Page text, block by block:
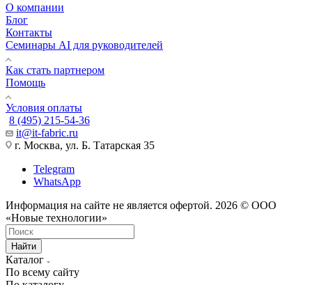
О компании
Блог
Контакты
Семинары AI для руководителей
Как стать партнером
Помощь
Условия оплаты
8 (495) 215-54-36
it@it-fabric.ru
г. Москва, ул. Б. Татарская 35
Telegram
WhatsApp
Информация на сайте не является офертой. 2026 © ООО
«Новые технологии»
Найти
Каталог
По всему сайту